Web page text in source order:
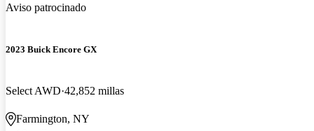
Aviso patrocinado
2023 Buick Encore GX
Select AWD 42,852 millas
Farmington, NY